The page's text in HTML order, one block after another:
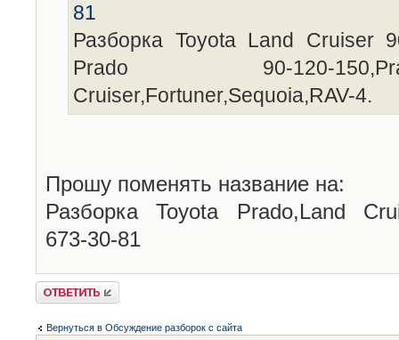
81
Разборка Toyota Land Cruiser
Prado 90-120-
Cruiser,Fortuner,Sequoia,RAV-4.
Прошу поменять название на:
Разборка Toyota Prado,Land
673-30-81
Ответить
Вернуться в Обсуждение разборок с сайта